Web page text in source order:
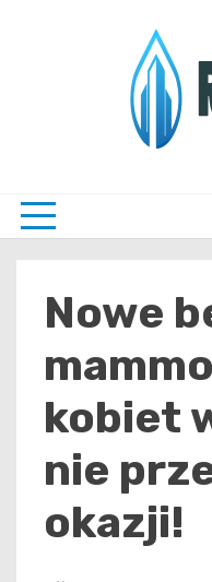
Nowe
kobiet
nie
okazji!